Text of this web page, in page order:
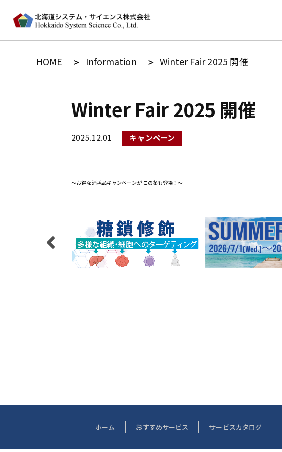
HOME Information Winter Fair 2025 開催
Winter Fair 2025 開催
2025.12.01 キャンペーン
～お得な消耗品キャンペーンがこの冬も登場！～
ホーム おすすめサービス サービスカタログ